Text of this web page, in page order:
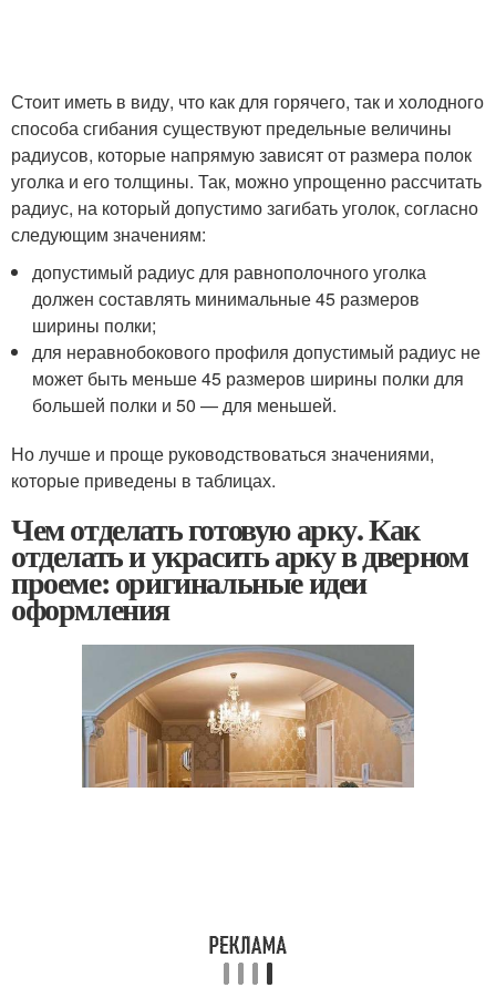
Стоит иметь в виду, что как для горячего, так и холодного
способа сгибания существуют предельные величины
радиусов, которые напрямую зависят от размера полок
уголка и его толщины. Так, можно упрощенно рассчитать
радиус, на который допустимо загибать уголок, согласно
следующим значениям:
допустимый радиус для равнополочного уголка
должен составлять минимальные 45 размеров
ширины полки;
для неравнобокового профиля допустимый радиус не
может быть меньше 45 размеров ширины полки для
большей полки и 50 — для меньшей.
Но лучше и проще руководствоваться значениями,
которые приведены в таблицах.
Чем отделать готовую арку. Как
отделать и украсить арку в дверном
проеме: оригинальные идеи
оформления